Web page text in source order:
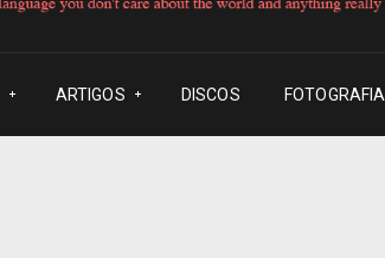
ARTIGOS DISCOS FOTOGRAFIA